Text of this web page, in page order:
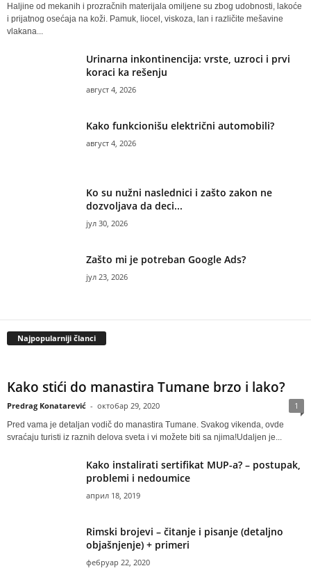
Haljine od mekanih i prozračnih materijala omiljene su zbog udobnosti, lakoće
i prijatnog osećaja na koži. Pamuk, liocel, viskoza, lan i različite mešavine
vlakana...
Urinarna inkontinencija: vrste, uzroci i prvi
koraci ka rešenju
август 4, 2026
Kako funkcionišu električni automobili?
август 4, 2026
Ko su nužni naslednici i zašto zakon ne
dozvoljava da deci...
јул 30, 2026
Zašto mi je potreban Google Ads?
јул 23, 2026
Najpopularniji članci
Kako stići do manastira Tumane brzo i lako?
Predrag Konatarević - октобар 29, 2020 1
Pred vama je detaljan vodič do manastira Tumane. Svakog vikenda, ovde
svraćaju turisti iz raznih delova sveta i vi možete biti sa njima!Udaljen je...
Kako instalirati sertifikat MUP-a? – postupak,
problemi i nedoumice
април 18, 2019
Rimski brojevi – čitanje i pisanje (detaljno
objašnjenje) + primeri
фебруар 22, 2020